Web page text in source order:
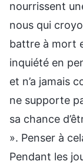
nourrissent
nous qui
battre à mort
inquiété en
et n’a jamais
ne supporte
sa chance
». Penser à
Pendant les